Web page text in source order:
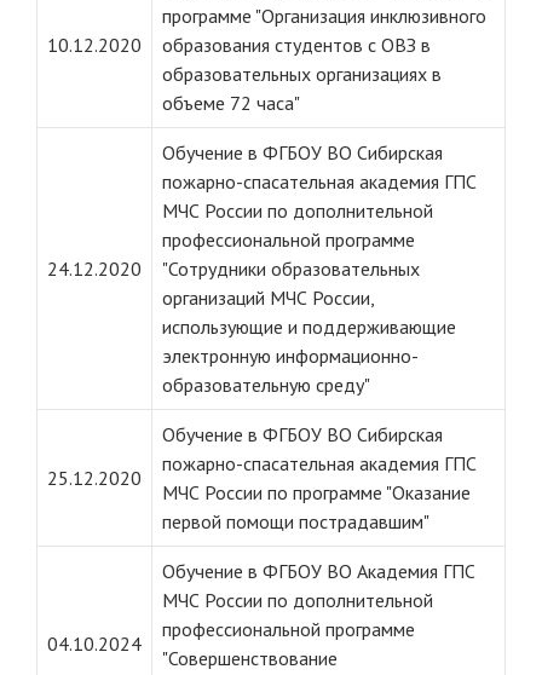
10.12.2020
программе "Организация инклюзивного
образования студентов с ОВЗ в
образовательных организациях в
объеме 72 часа"
24.12.2020
Обучение в ФГБОУ ВО Сибирская
пожарно-спасательная академия ГПС
МЧС России по дополнительной
профессиональной программе
"Сотрудники образовательных
организаций МЧС России,
использующие и поддерживающие
электронную информационно-
образовательную среду"
25.12.2020
Обучение в ФГБОУ ВО Сибирская
пожарно-спасательная академия ГПС
МЧС России по программе "Оказание
первой помощи пострадавшим"
04.10.2024
Обучение в ФГБОУ ВО Академия ГПС
МЧС России по дополнительной
профессиональной программе
"Совершенствование